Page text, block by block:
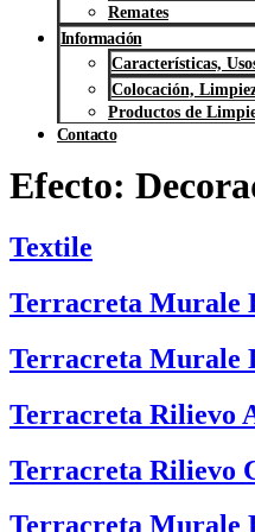
Remates
Información
Características,
Colocación,
Productos de
Contacto
Efecto:
Textile
Terracreta Murale
Terracreta Murale
Terracreta Rilievo
Terracreta Rilievo
Terracreta Murale